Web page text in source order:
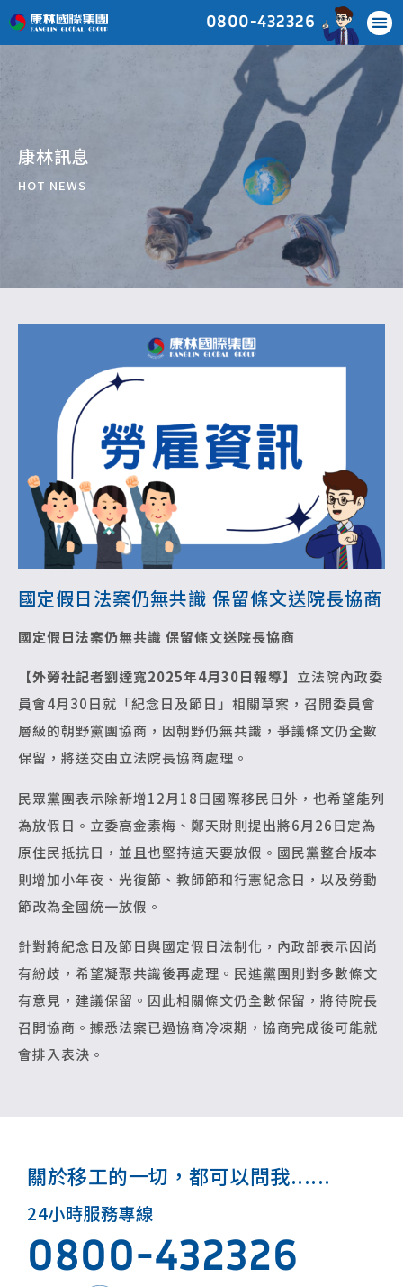
0800-432326
康林訊息
HOT NEWS
國定假日法案仍無共識 保留條文送院長協商
國定假日法案仍無共識 保留條文送院長協商
【外勞社記者劉達寬2025年4月30日報導】 立法院內政委
員會4月30日就「紀念日及節日」相關草案，召開委員會
層級的朝野黨團協商，因朝野仍無共識，爭議條文仍全數
保留，將送交由立法院長協商處理。
民眾黨團表示除新增12月18日國際移民日外，也希望能列
為放假日。立委高金素梅、鄭天財則提出將6月26日定為
原住民抵抗日，並且也堅持這天要放假。國民黨整合版本
則增加小年夜、光復節、教師節和行憲紀念日，以及勞動
節改為全國統一放假。
針對將紀念日及節日與國定假日法制化，內政部表示因尚
有紛歧，希望凝聚共識後再處理。民進黨團則對多數條文
有意見，建議保留。因此相關條文仍全數保留，將待院長
召開協商。據悉法案已過協商冷凍期，協商完成後可能就
會排入表決。
關於移工的一切，都可以問我......
24小時服務專線
0800-432326